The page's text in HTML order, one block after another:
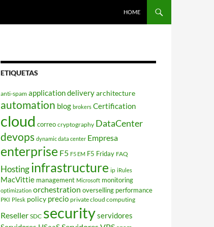
HOME
ETIQUETAS
anti-spam application deliveryarchitecture
automation blog brokers Certification
cloud correo cryptography DataCenter
devops dynamic data center Empresa
enterprise F5 F5 EM F5 Friday FAQ
Hostinginfrastructure ip iRules
MacVittie management Microsoft monitoring
optimization orchestration overselling performance
PKI Plesk policy precio private cloud computing
Reseller SDC securityservidores